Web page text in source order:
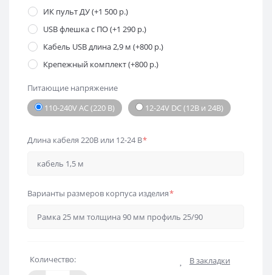
ИК пульт ДУ (+1 500 р.)
USB флешка с ПО (+1 290 р.)
Кабель USB длина 2,9 м (+800 р.)
Крепежный комплект (+800 р.)
Питающие напряжение
110-240V AC (220 В)
12-24V DC (12В и 24В)
Длина кабеля 220В или 12-24 В*
Варианты размеров корпуса изделия*
Количество: В закладки